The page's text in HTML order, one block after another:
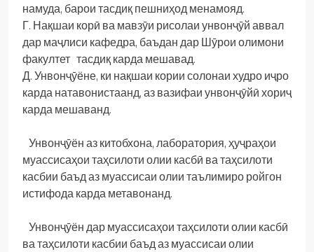
намуда, барои тасдиқ пешниҳод менамояд.
Г. Нақшаи корӣ ва мавзӯи рисолаи унвонҷӯй аввал
дар маҷлиси кафедра, баъдан дар Шӯрои олимони
факултет тасдиқ карда мешавад.
Д. Унвонҷӯёне, ки нақшаи кории солонаи худро иҷро
карда натавонистаанд, аз вазифаи унвонҷӯйӣ хориҷ
карда мешаванд.
Унвонҷӯён аз китобхона, лаборатория, ҳуҷраҳои
муассисаҳои таҳсилоти олии касбӣ ва таҳсилоти
касбии баъд аз муассисаи олии таълимиро ройгон
истифода карда метавонанд.
Унвонҷӯён дар муассисаҳои таҳсилоти олии касбӣ
ва таҳсилоти касбии баъд аз муассисаи олии